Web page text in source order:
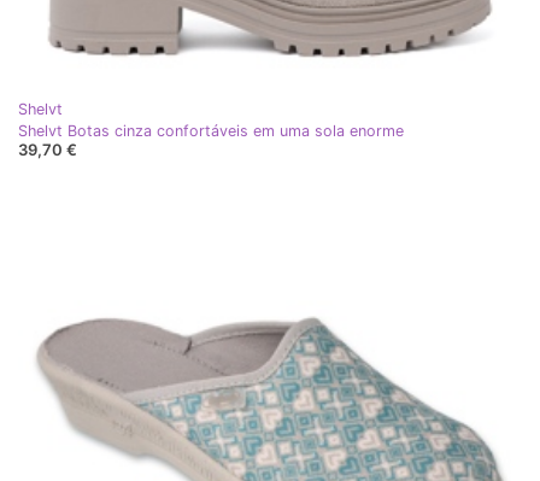
Shelvt
Shelvt Botas cinza confortáveis ​​em uma sola enorme
39,70 €